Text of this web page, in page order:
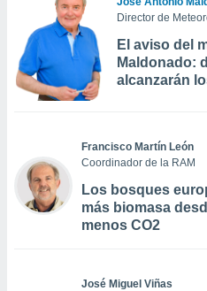
Director de
El aviso del
Maldonado:
alcanzarán
Francisco Martín León
Coordinador de la RAM
Los bosques
más biomasa
menos CO2
José Miguel Viñas